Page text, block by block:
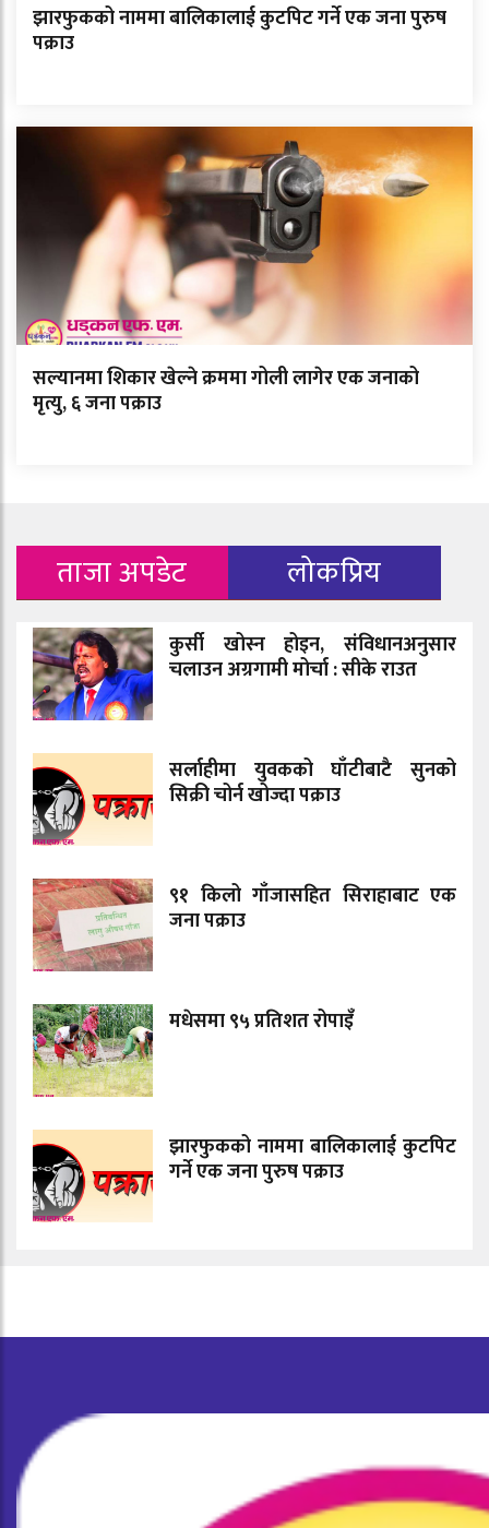
झारफुकको नाममा बालिकालाई कुटपिट गर्ने एक जना पुरुष
पक्राउ
सल्यानमा शिकार खेल्ने क्रममा गोली लागेर एक जनाको
मृत्यु, ६ जना पक्राउ
ताजा अपडेट लोकप्रिय
कुर्सी खोस्न होइन, संविधानअनुसार
चलाउन अग्रगामी मोर्चा : सीके राउत
सर्लाहीमा युवकको घाँटीबाटै सुनको
सिक्री चोर्न खोज्दा पक्राउ
९१ किलो गाँजासहित सिराहाबाट एक
जना पक्राउ
मधेसमा ९५ प्रतिशत रोपाइँ
झारफुकको नाममा बालिकालाई कुटपिट
गर्ने एक जना पुरुष पक्राउ